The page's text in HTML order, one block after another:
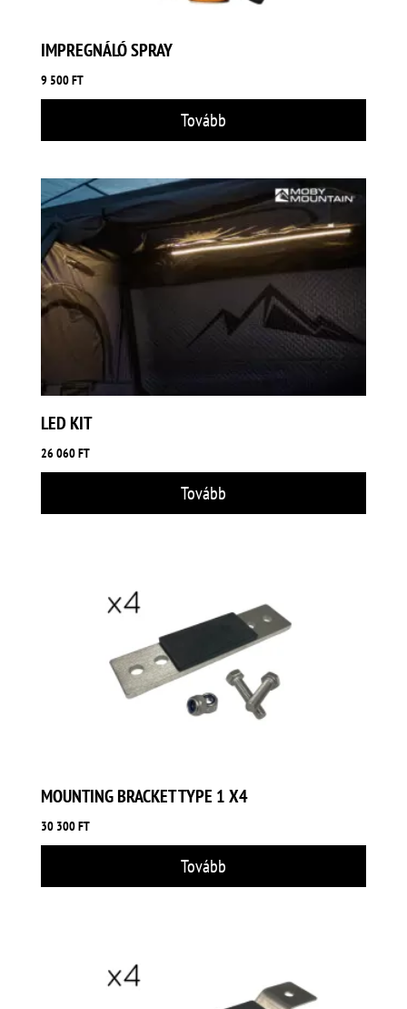
IMPREGNÁLÓ SPRAY
9 500FT
Tovább
LED KIT
26 060FT
Tovább
MOUNTING BRACKET TYPE 1 X4
30 300FT
Tovább